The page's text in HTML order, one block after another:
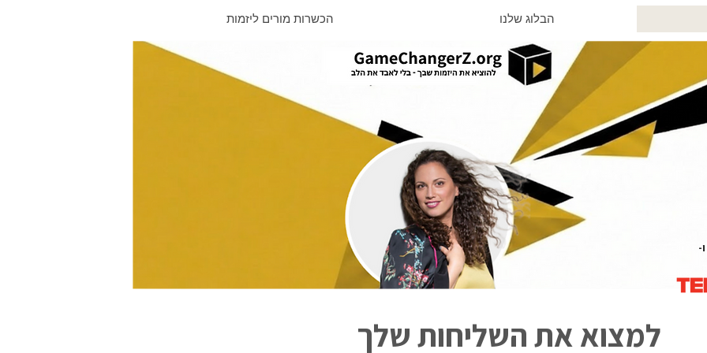
הכשרות מורים ליזמות הבלוג שלנו
רויטל הנדלר, יזמת הייטק, ממייסדי AllJobs ו-
למצוא את השליחות שלך